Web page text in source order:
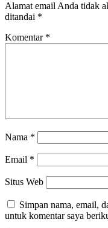
Alamat email Anda tidak
ditandai *
Komentar *
Nama *
Email *
Situs Web
Simpan nama, email,
untuk komentar saya